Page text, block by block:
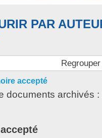
PAR
accepté
documents archivés :